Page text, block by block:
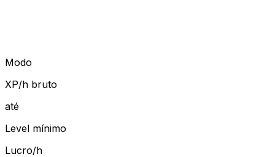
Modo
XP/h bruto
até
Level mínimo
Lucro/h